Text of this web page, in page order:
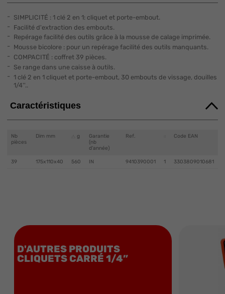
SIMPLICITÉ : 1 clé 2 en 1: cliquet et porte-embout.
Facilité d'extraction des embouts.
Repérage facilité des outils grâce à la mousse de calage imprimée.
Mousse bicolore : pour un repérage facilité des outils manquants.
COMPACITÉ : coffret 39 pièces.
Se range dans une caisse à outils.
1 clé 2 en 1 cliquet et porte-embout, 30 embouts de vissage, douilles
1/4''..
Caractéristiques
Nb
pièces
Dim mm g
Garantie
(nb
d'année)
Ref. Code EAN
39 175x110x40 560 IN 9410390001 1 3303809010681
D'AUTRES PRODUITS
CLIQUETS CARRÉ 1/4”